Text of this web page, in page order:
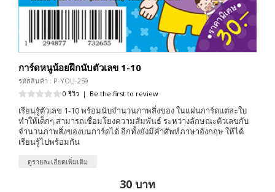
การ์ดหนูน้อยฝึกนับตัวเลข 1-10
รหัสสินค้า : P-YOU-259
0 รีวิว | Be the first to review
เรียนรู้ตัวเลข 1-10 พร้อมนับจำนวนภาพสิ่งของ ในแผ่นการ์ดแต่ละใบ
ทำให้เด็กๆ สามารถเชื่อมโยงความสัมพันธ์ ระหว่างลักษณะตัวเลขกับ
จำนวนภาพสิ่งของบนการ์ดได้ อีกทั้งยังมีคำศัพท์ภาษาอังกฤษ ให้ได้
เรียนรู้ไปพร้อมกัน
ดูรายละเอียดเพิ่มเติม
30 บาท